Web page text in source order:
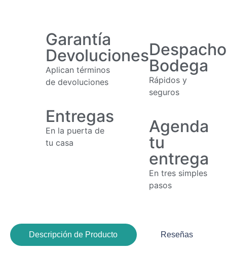
Garantía
Devoluciones
Aplican términos
de devoluciones
Bodega
Rápidos y
seguros
Entregas
En la puerta de
tu casa
Agenda
tu
entrega
En tres simples
pasos
Descripción de Producto Reseñas